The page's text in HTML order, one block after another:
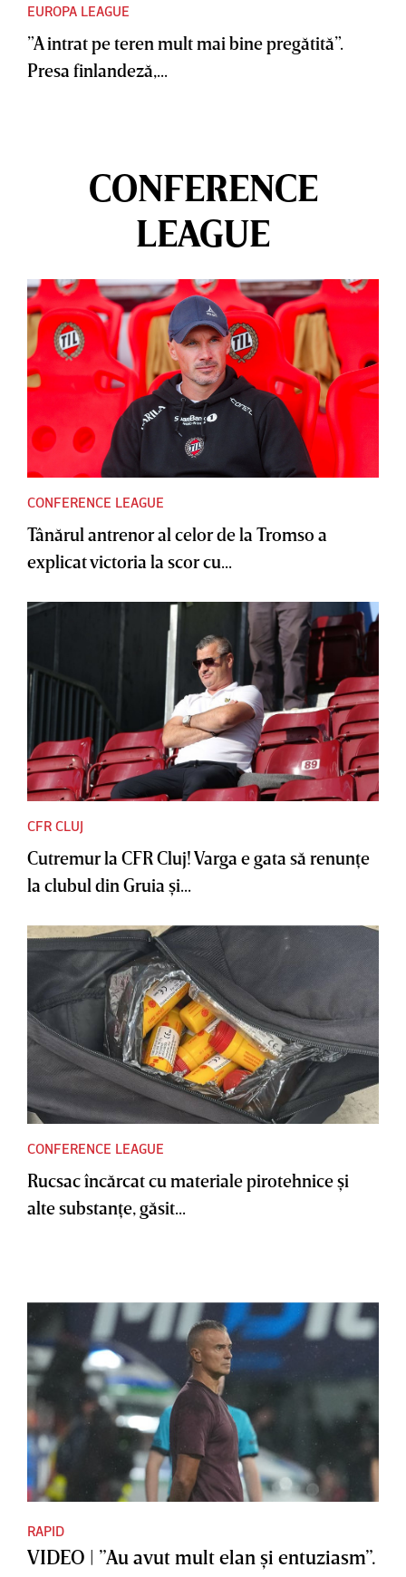
EUROPA LEAGUE
”A intrat pe teren mult mai bine pregătită”.
Presa finlandeză,...
CONFERENCE
LEAGUE
CONFERENCE LEAGUE
Tânărul antrenor al celor de la Tromso a
explicat victoria la scor cu...
CFR CLUJ
Cutremur la CFR Cluj! Varga e gata să renunţe
la clubul din Gruia şi...
CONFERENCE LEAGUE
Rucsac încărcat cu materiale pirotehnice şi
alte substanţe, găsit...
RAPID
VIDEO | ”Au avut mult elan şi entuziasm”.